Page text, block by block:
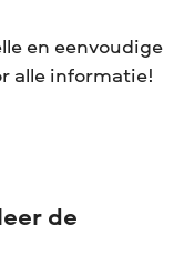
en eenvoudige
alle informatie!
de